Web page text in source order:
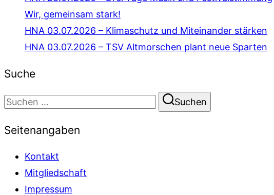
Wir, gemeinsam stark!
HNA 03.07.2026 – Klimaschutz und Miteinander stärken
HNA 03.07.2026 – TSV Altmorschen plant neue Sparten
Suche
Suchen
Suchen
Seitenangaben
Kontakt
Mitgliedschaft
Impressum